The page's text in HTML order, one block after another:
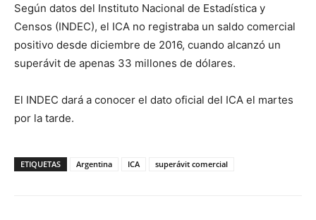
Según datos del Instituto Nacional de Estadística y
Censos (INDEC), el ICA no registraba un saldo comercial
positivo desde diciembre de 2016, cuando alcanzó un
superávit de apenas 33 millones de dólares.
El INDEC dará a conocer el dato oficial del ICA el martes
por la tarde.
ETIQUETAS Argentina ICA superávit comercial